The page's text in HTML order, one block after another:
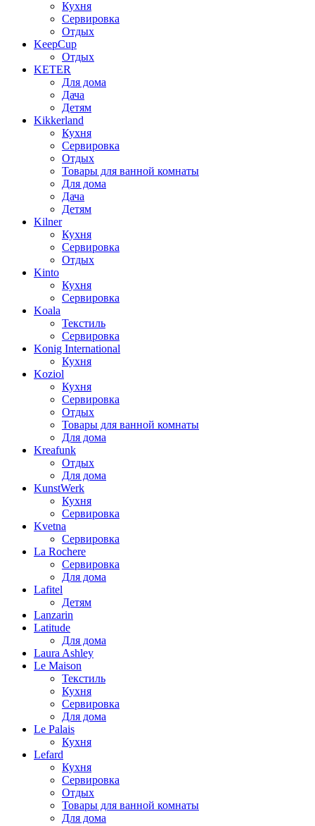
Кухня
Сервировка
Отдых
KeepCup
Отдых
KETER
Для дома
Дача
Детям
Kikkerland
Кухня
Сервировка
Отдых
Товары для ванной комнаты
Для дома
Дача
Детям
Kilner
Кухня
Сервировка
Отдых
Kinto
Кухня
Сервировка
Koala
Текстиль
Сервировка
Konig International
Кухня
Koziol
Кухня
Сервировка
Отдых
Товары для ванной комнаты
Для дома
Kreafunk
Отдых
Для дома
KunstWerk
Кухня
Сервировка
Kvetna
Сервировка
La Rochere
Сервировка
Для дома
Lafitel
Детям
Lanzarin
Latitude
Для дома
Laura Ashley
Le Maison
Текстиль
Кухня
Сервировка
Для дома
Le Palais
Кухня
Lefard
Кухня
Сервировка
Отдых
Товары для ванной комнаты
Для дома